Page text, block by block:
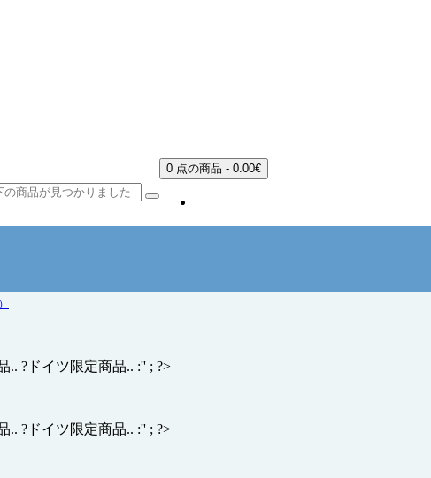
0 点の商品 - 0.00€
.. ?ドイツ限定商品.. :'' ; ?>
.. ?ドイツ限定商品.. :'' ; ?>